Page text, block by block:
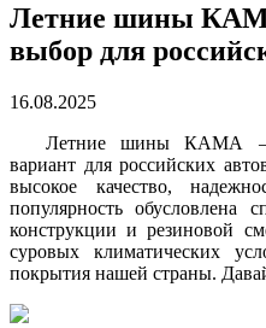
Летние шины
выбор для
16.08.2025
Летние шины КАМА –
вариант для российских
высокое качество,
популярность обусловлена
конструкции и резиновой
суровых климатических
покрытия нашей страны.